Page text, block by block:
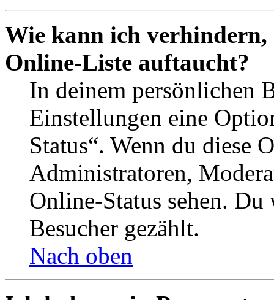
Wie kann ich verhindern,
Online-Liste auftaucht?
In deinem persönlichen
Einstellungen eine
Status“. Wenn du diese
Administratoren,
Online-Status sehen.
Besucher gezählt.
Nach oben